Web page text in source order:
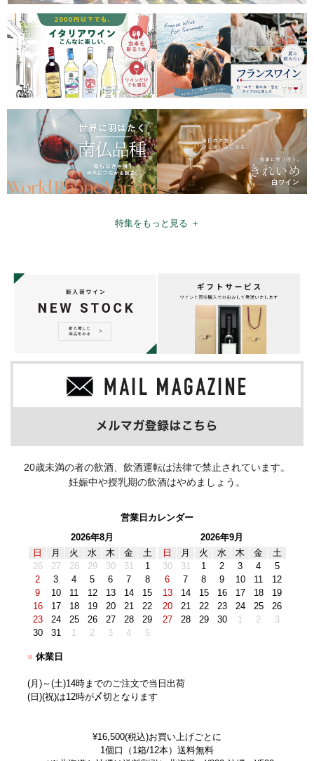
特集をもっと見る ＋
20歳未満の者の飲酒、飲酒運転は法律で禁止されています。
妊娠中や授乳期の飲酒はやめましょう。
営業日カレンダー
2026年8月
日
月 火 水 木 金
土
26
27 28 29 30 31
1
2
3 4 5 6 7
8
9
10 11 12 13 14
15
16
17 18 19 20 21
22
23
24 25 26 27 28
29
30
31 1 2 3 4 5
2026年9月
日
月 火 水 木 金
土
30
31 1 2 3 4
5
6
7 8 9 10 11
12
13
14 15 16 17 18
19
20
21 22 23 24 25
26
27
28 29 30 1 2 3
■ 休業日
(月)～(土)14時までのご注文で当日出荷
(日)(祝)は12時が〆切となります
¥16,500(税込)お買い上げごとに
1個口（1箱/12本）送料無料